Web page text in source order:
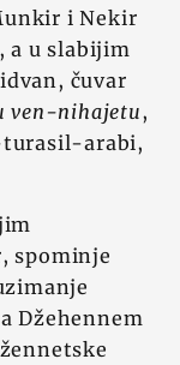
i Nekir
a u slabijim
čuvar
ven-nihajetu,
arabi,
spominje
Džehennem